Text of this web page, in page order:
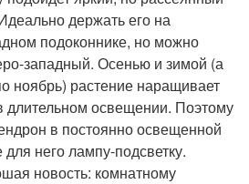
держать его на
подоконнике, но можно
западный. Осенью и зимой (а
ноябрь) растение наращивает
длительном освещении. Поэтому
в постоянно освещенной
для него лампу-подсветку.
новость: комнатному